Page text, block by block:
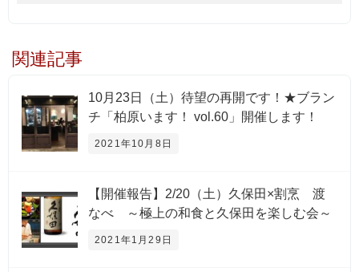
関連記事
10月23日（土）待望の再開です！★ブラン
チ「柏原います！ vol.60」開催します！
2021年10月8日
【開催報告】2/20（土）久保田×割烹 渡
なべ ～極上の和食と久保田を楽しむ会～
2021年1月29日